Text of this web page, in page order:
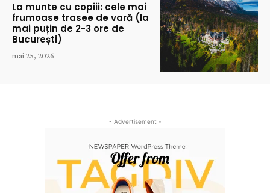
La munte cu copiii: cele mai
frumoase trasee de vară (la
mai puțin de 2-3 ore de
București)
mai 25, 2026
- Advertisement -